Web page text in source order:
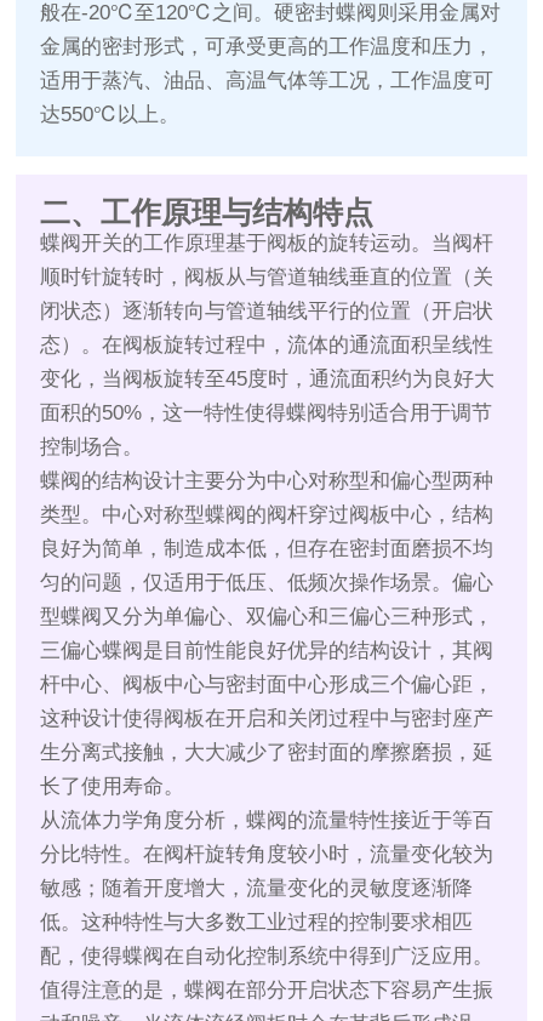
般在-20℃至120℃之间。硬密封蝶阀则采用金属对
金属的密封形式，可承受更高的工作温度和压力，
适用于蒸汽、油品、高温气体等工况，工作温度可
达550℃以上。
二、工作原理与结构特点
蝶阀开关的工作原理基于阀板的旋转运动。当阀杆
顺时针旋转时，阀板从与管道轴线垂直的位置（关
闭状态）逐渐转向与管道轴线平行的位置（开启状
态）。在阀板旋转过程中，流体的通流面积呈线性
变化，当阀板旋转至45度时，通流面积约为良好大
面积的50%，这一特性使得蝶阀特别适合用于调节
控制场合。
蝶阀的结构设计主要分为中心对称型和偏心型两种
类型。中心对称型蝶阀的阀杆穿过阀板中心，结构
良好为简单，制造成本低，但存在密封面磨损不均
匀的问题，仅适用于低压、低频次操作场景。偏心
型蝶阀又分为单偏心、双偏心和三偏心三种形式，
三偏心蝶阀是目前性能良好优异的结构设计，其阀
杆中心、阀板中心与密封面中心形成三个偏心距，
这种设计使得阀板在开启和关闭过程中与密封座产
生分离式接触，大大减少了密封面的摩擦磨损，延
长了使用寿命。
从流体力学角度分析，蝶阀的流量特性接近于等百
分比特性。在阀杆旋转角度较小时，流量变化较为
敏感；随着开度增大，流量变化的灵敏度逐渐降
低。这种特性与大多数工业过程的控制要求相匹
配，使得蝶阀在自动化控制系统中得到广泛应用。
值得注意的是，蝶阀在部分开启状态下容易产生振